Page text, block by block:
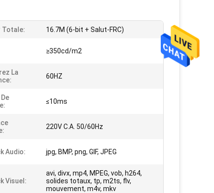
Totale: 16.7M (6-bit + Salut-FRC)
≥350cd/m2
La
60HZ
≤10ms
220V C.A. 50/60Hz
Audio: jpg, BMP, png, GIF, JPEG
Visuel:
avi, divx, mp4, MPEG, vob, h264,
solides totaux, tp, m2ts, flv,
mouvement, m4v, mkv